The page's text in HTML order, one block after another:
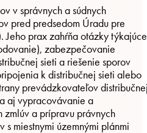
v správnych a súdnych
pred predsedom Úradu pre
Jeho prax zahŕňa otázky týkajúce
zabezpečovanie
sieti a riešenie sporov
k distribučnej sieti alebo
prevádzkovateľov
aj vypracovávanie a
a prípravu právnych
s miestnymi územnými plánmi